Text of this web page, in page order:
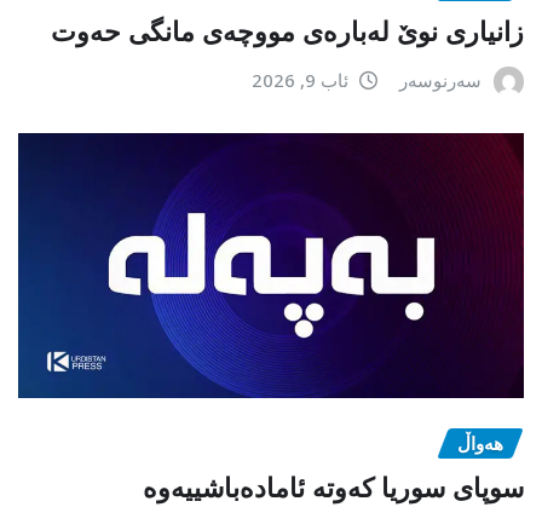
زانیاری نوێ لەبارەی مووچەی مانگی حەوت
سەرنوسەر ئاب 9, 2026
هەواڵ
سوپای سوریا کەوتە ئامادەباشییەوە